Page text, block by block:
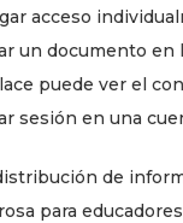
acceso
un documento en
puede ver el
sesión en una
de
para